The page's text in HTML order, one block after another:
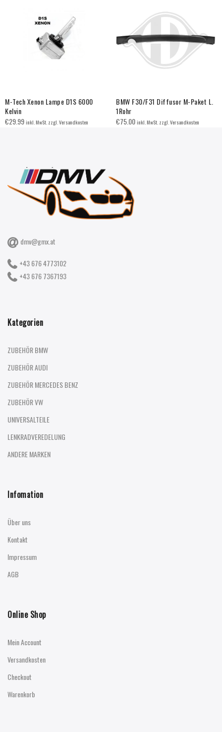
M-Tech Xenon Lampe D1S 6000
Kelvin
€29.99inkl. MwSt. zzgl. Versandkosten
BMW F30/F31 Diffusor M-Paket L.
1Rohr
€75.00inkl. MwSt. zzgl. Versandkosten
dmv@gmx.at
+43 676 4773102
+43 676 7367193
Kategorien
ZUBEHÖR BMW
ZUBEHÖR AUDI
ZUBEHÖR MERCEDES BENZ
ZUBEHÖR VW
UNIVERSALTEILE
LENKRADVEREDELUNG
ANDERE MARKEN
Infomation
Über uns
Kontakt
Impressum
AGB
Online Shop
Mein Account
Versandkosten
Checkout
Warenkorb